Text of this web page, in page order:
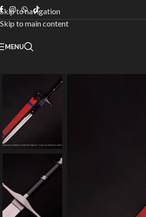
Skip to navigation
Skip to main content
MENU